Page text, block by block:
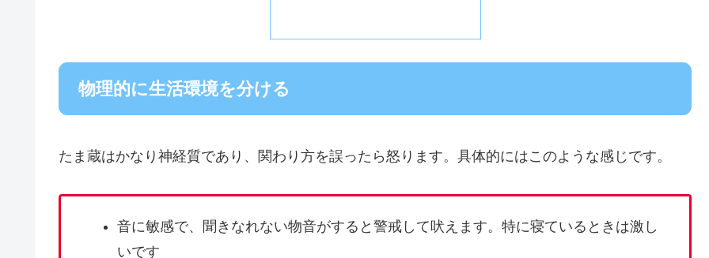
物理的に生活環境を分ける
たま蔵はかなり神経質であり、関わり方を誤ったら怒ります。具体的にはこのような感じです。
音に敏感で、聞きなれない物音がすると警戒して吠えます。特に寝ているときは激し
いです